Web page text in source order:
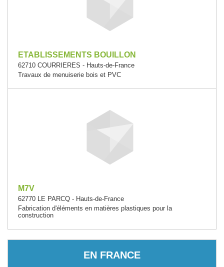
ETABLISSEMENTS BOUILLON
62710 COURRIERES - Hauts-de-France
Travaux de menuiserie bois et PVC
M7V
62770 LE PARCQ - Hauts-de-France
Fabrication d'éléments en matières plastiques pour la
construction
EN FRANCE